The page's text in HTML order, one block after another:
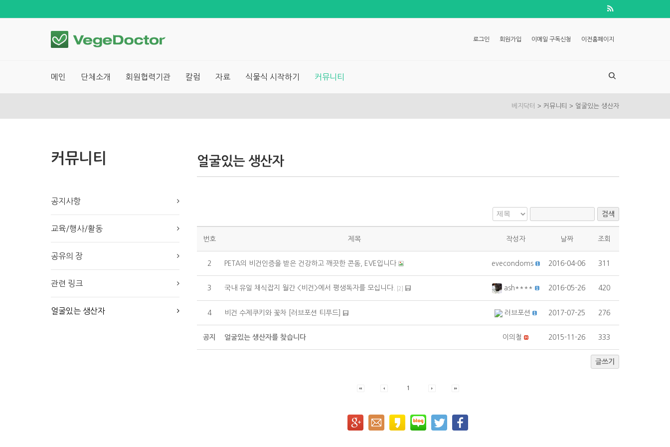
로그인 회원가입 이메일 구독신청 이전홈페이지
메인 단체소개 회원협력기관 칼럼 자료 식물식 시작하기 커뮤니티
베지닥터 > 커뮤니티 > 얼굴있는 생산자
얼굴있는 생산자
검색
번호 제목 작성자 날짜 조회
2 PETA의 비건인증을 받은 건강하고 깨끗한 콘돔, EVE입니다 evecondoms 2016-04-06 311
3 국내 유일 채식잡지 월간 <비건>에서 평생독자를 모십니다. 2 ash**** 2016-05-26 420
4 비건 수제쿠키와 꽃차 [러브포션 티푸드] 러브포션 2017-07-25 276
공지 얼굴있는 생산자를 찾습니다 이의철 2015-11-26 333
글쓰기
1
커뮤니티
공지사항
교육/행사/활동
공유의 장
관련 링크
얼굴있는 생산자